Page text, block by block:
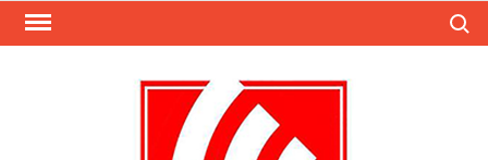
Skip